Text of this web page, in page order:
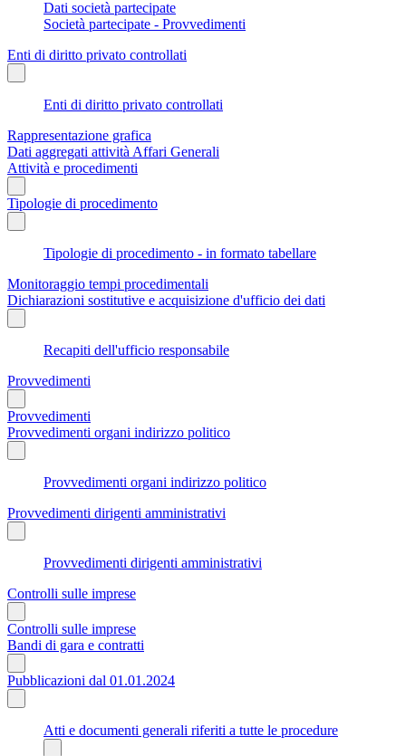
Dati società partecipate
Società partecipate - Provvedimenti
Enti di diritto privato controllati
Enti di diritto privato controllati
Rappresentazione grafica
Dati aggregati attività Affari Generali
Attività e procedimenti
Tipologie di procedimento
Tipologie di procedimento - in formato tabellare
Monitoraggio tempi procedimentali
Dichiarazioni sostitutive e acquisizione d'ufficio dei dati
Recapiti dell'ufficio responsabile
Provvedimenti
Provvedimenti
Provvedimenti organi indirizzo politico
Provvedimenti organi indirizzo politico
Provvedimenti dirigenti amministrativi
Provvedimenti dirigenti amministrativi
Controlli sulle imprese
Controlli sulle imprese
Bandi di gara e contratti
Pubblicazioni dal 01.01.2024
Atti e documenti generali riferiti a tutte le procedure